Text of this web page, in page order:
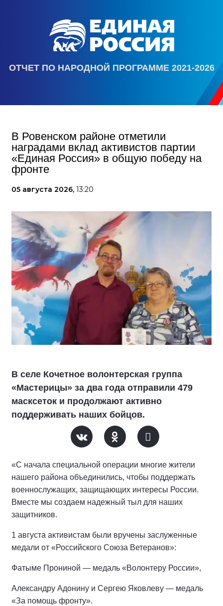
ОТЧЕТ ПО НАРОДНОЙ ПРОГРАММЕ 2021-2026
В Ровенском районе отметили
наградами вклад активистов партии
«Единая Россия» в общую победу на
фронте
05 августа 2026, 13:20
В селе Кочетное волонтерская группа
«Мастерицы» за два года отправили 479
масксеток и продолжают активно
поддерживать наших бойцов.
«С начала специальной операции многие жители
нашего района объединились, чтобы поддержать
военнослужащих, защищающих интересы России.
Вместе мы создаем надежный тыл для наших
защитников.
1 августа активистам были вручены заслуженные
медали от «Российского Союза Ветеранов»:
Фатыме Прониной — медаль «Волонтеру России»,
Александру Адонину и Сергею Яковлеву — медаль
«За помощь фронту».